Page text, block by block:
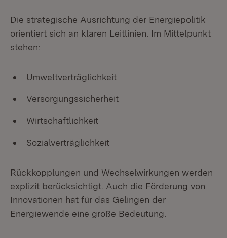
Die strategische Ausrichtung der Energiepolitik
orientiert sich an klaren Leitlinien. Im Mittelpunkt
stehen:
Umweltverträglichkeit
Versorgungssicherheit
Wirtschaftlichkeit
Sozialverträglichkeit
Rückkopplungen und Wechselwirkungen werden
explizit berücksichtigt. Auch die Förderung von
Innovationen hat für das Gelingen der
Energiewende eine große Bedeutung.